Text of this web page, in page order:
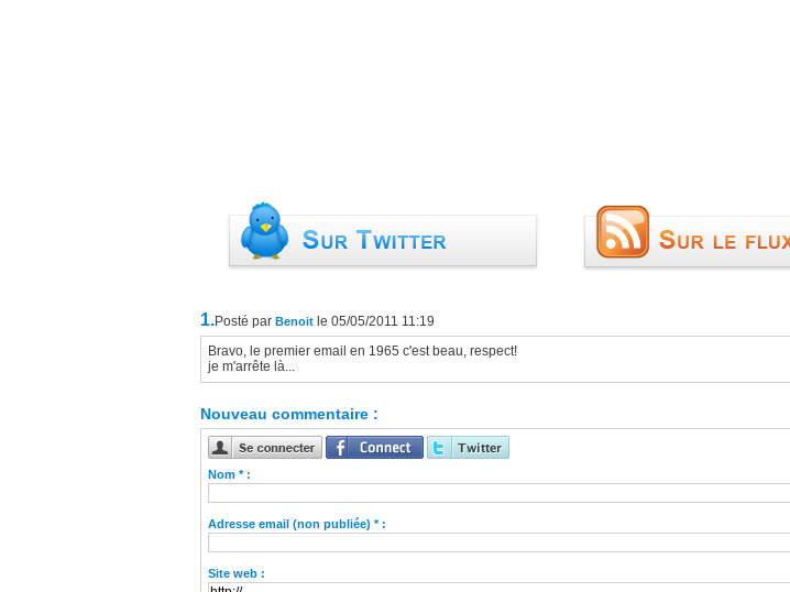
1.Posté par Benoit le 05/05/2011 11:19
Bravo, le premier email en 1965 c'est beau, respect!
je m'arrête là...
Nouveau commentaire :
Nom * :
Adresse email (non publiée) * :
Site web :